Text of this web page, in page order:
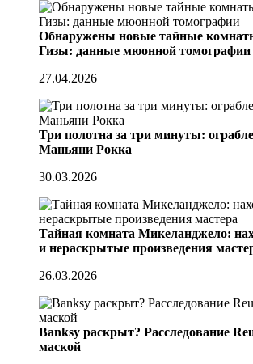
Обнаружены новые тайные
Гизы: данные мюонной томографии
27.04.2026
Три полотна за три минуты:
Маньяни Рокка
30.03.2026
Тайная комната Микеланджело:
и нераскрытые произведения
26.03.2026
Banksy раскрыт? Расследование
маской